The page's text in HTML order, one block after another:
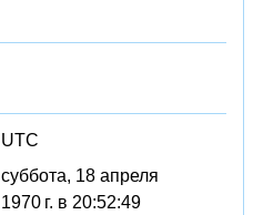
UTC
суббота, 18 апреля
1970 г. в 20:52:49